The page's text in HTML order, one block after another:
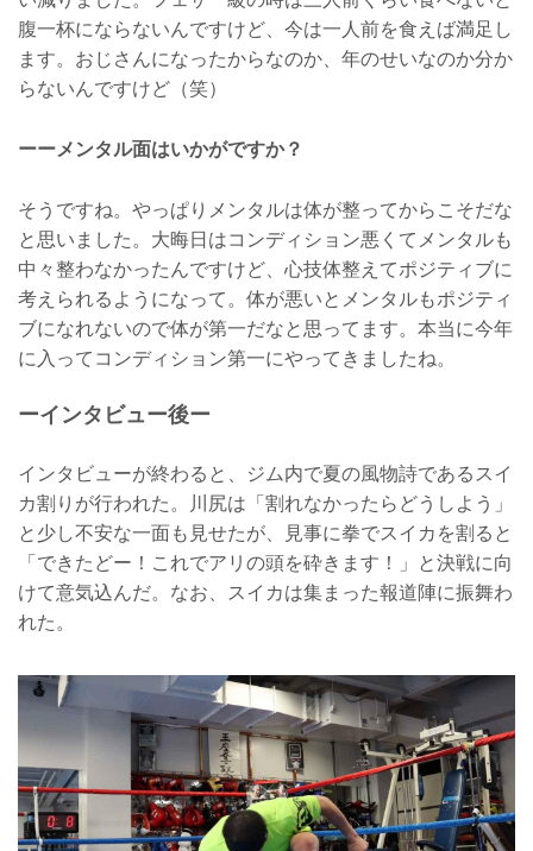
腹一杯にならないんですけど、今は一人前を食えば満足し
ます。おじさんになったからなのか、年のせいなのか分か
らないんですけど（笑）
ーーメンタル面はいかがですか？
そうですね。やっぱりメンタルは体が整ってからこそだな
と思いました。大晦日はコンディション悪くてメンタルも
中々整わなかったんですけど、心技体整えてポジティブに
考えられるようになって。体が悪いとメンタルもポジティ
ブになれないので体が第一だなと思ってます。本当に今年
に入ってコンディション第一にやってきましたね。
ーインタビュー後ー
インタビューが終わると、ジム内で夏の風物詩であるスイ
カ割りが行われた。川尻は「割れなかったらどうしよう」
と少し不安な一面も見せたが、見事に拳でスイカを割ると
「できたどー！これでアリの頭を砕きます！」と決戦に向
けて意気込んだ。なお、スイカは集まった報道陣に振舞わ
れた。